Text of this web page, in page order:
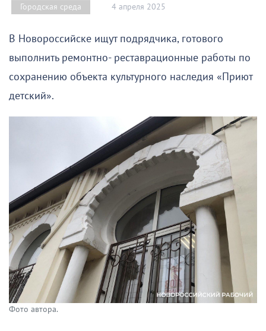
Городская среда 4 апреля 2025
В Новороссийске ищут подрядчика, готового
выполнить ремонтно- реставрационные работы по
сохранению объекта культурного наследия «Приют
детский».
Фото автора.